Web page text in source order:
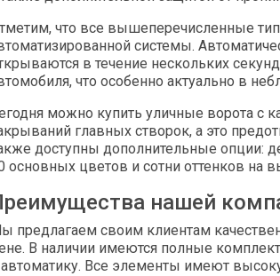
что все вышеперечисленные
системы.
в течение нескольких
что особенно актуально в
можно купить уличные ворота с
главных створок, а это
доступны дополнительные опции:
основных цветов и сотни оттенков на
нашей
предлагаем своим клиентам
В наличии имеются полные
Все элементы имеют